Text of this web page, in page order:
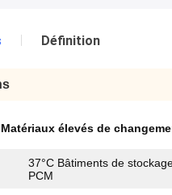
Définition
Matériaux élevés de
37°C Bâtiments de
PCM